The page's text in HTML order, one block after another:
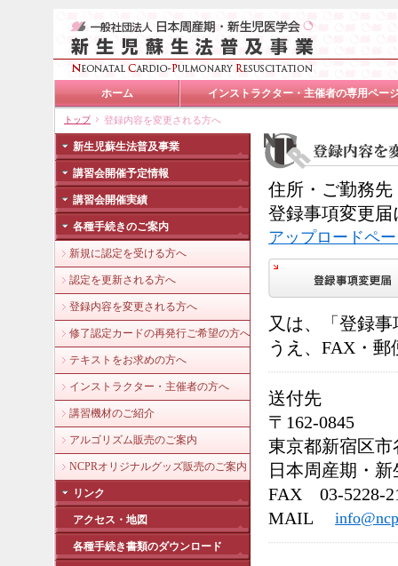
ホーム インストラクター・主催者の専用ペー
トップ 登録内容を変更される方へ
新生児蘇生法普及事業
講習会開催予定情報
講習会開催実績
各種手続きのご案内
新規に認定を受ける方へ
認定を更新される方へ
登録内容を変更される方へ
修了認定カードの再発行ご希望の方へ
テキストをお求めの方へ
インストラクター・主催者の方へ
講習機材のご紹介
アルゴリズム販売のご案内
NCPRオリジナルグッズ販売のご案内
リンク
アクセス・地図
各種手続き書類のダウンロード
住所・ご勤務
登録事項変更
アップロードペ
又は、「登録
うえ、FAX・
送付先
〒162-0845
東京都新宿区市
日本周産期・
FAX 03-5228-
MAIL